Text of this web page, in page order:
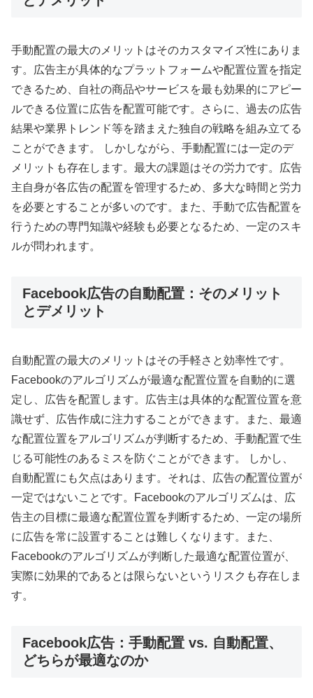
手動配置の最大のメリットはそのカスタマイズ性にありま
す。広告主が具体的なプラットフォームや配置位置を指定
できるため、自社の商品やサービスを最も効果的にアピー
ルできる位置に広告を配置可能です。さらに、過去の広告
結果や業界トレンド等を踏まえた独自の戦略を組み立てる
ことができます。 しかしながら、手動配置には一定のデ
メリットも存在します。最大の課題はその労力です。広告
主自身が各広告の配置を管理するため、多大な時間と労力
を必要とすることが多いのです。また、手動で広告配置を
行うための専門知識や経験も必要となるため、一定のスキ
ルが問われます。
Facebook広告の自動配置：そのメリット
とデメリット
自動配置の最大のメリットはその手軽さと効率性です。
Facebookのアルゴリズムが最適な配置位置を自動的に選
定し、広告を配置します。広告主は具体的な配置位置を意
識せず、広告作成に注力することができます。また、最適
な配置位置をアルゴリズムが判断するため、手動配置で生
じる可能性のあるミスを防ぐことができます。 しかし、
自動配置にも欠点はあります。それは、広告の配置位置が
一定ではないことです。Facebookのアルゴリズムは、広
告主の目標に最適な配置位置を判断するため、一定の場所
に広告を常に設置することは難しくなります。また、
Facebookのアルゴリズムが判断した最適な配置位置が、
実際に効果的であるとは限らないというリスクも存在しま
す。
Facebook広告：手動配置 vs. 自動配置、
どちらが最適なのか